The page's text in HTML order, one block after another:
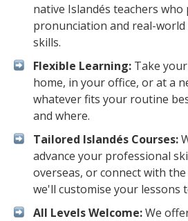
native Islandés teachers
pronunciation and real-
skills.
Flexible Learning: Take
home, in your office, or at a
whatever fits your routine
and where.
Tailored Islandés Courses:
advance your professional
overseas, or connect with
we'll customise your lessons
All Levels Welcome:We